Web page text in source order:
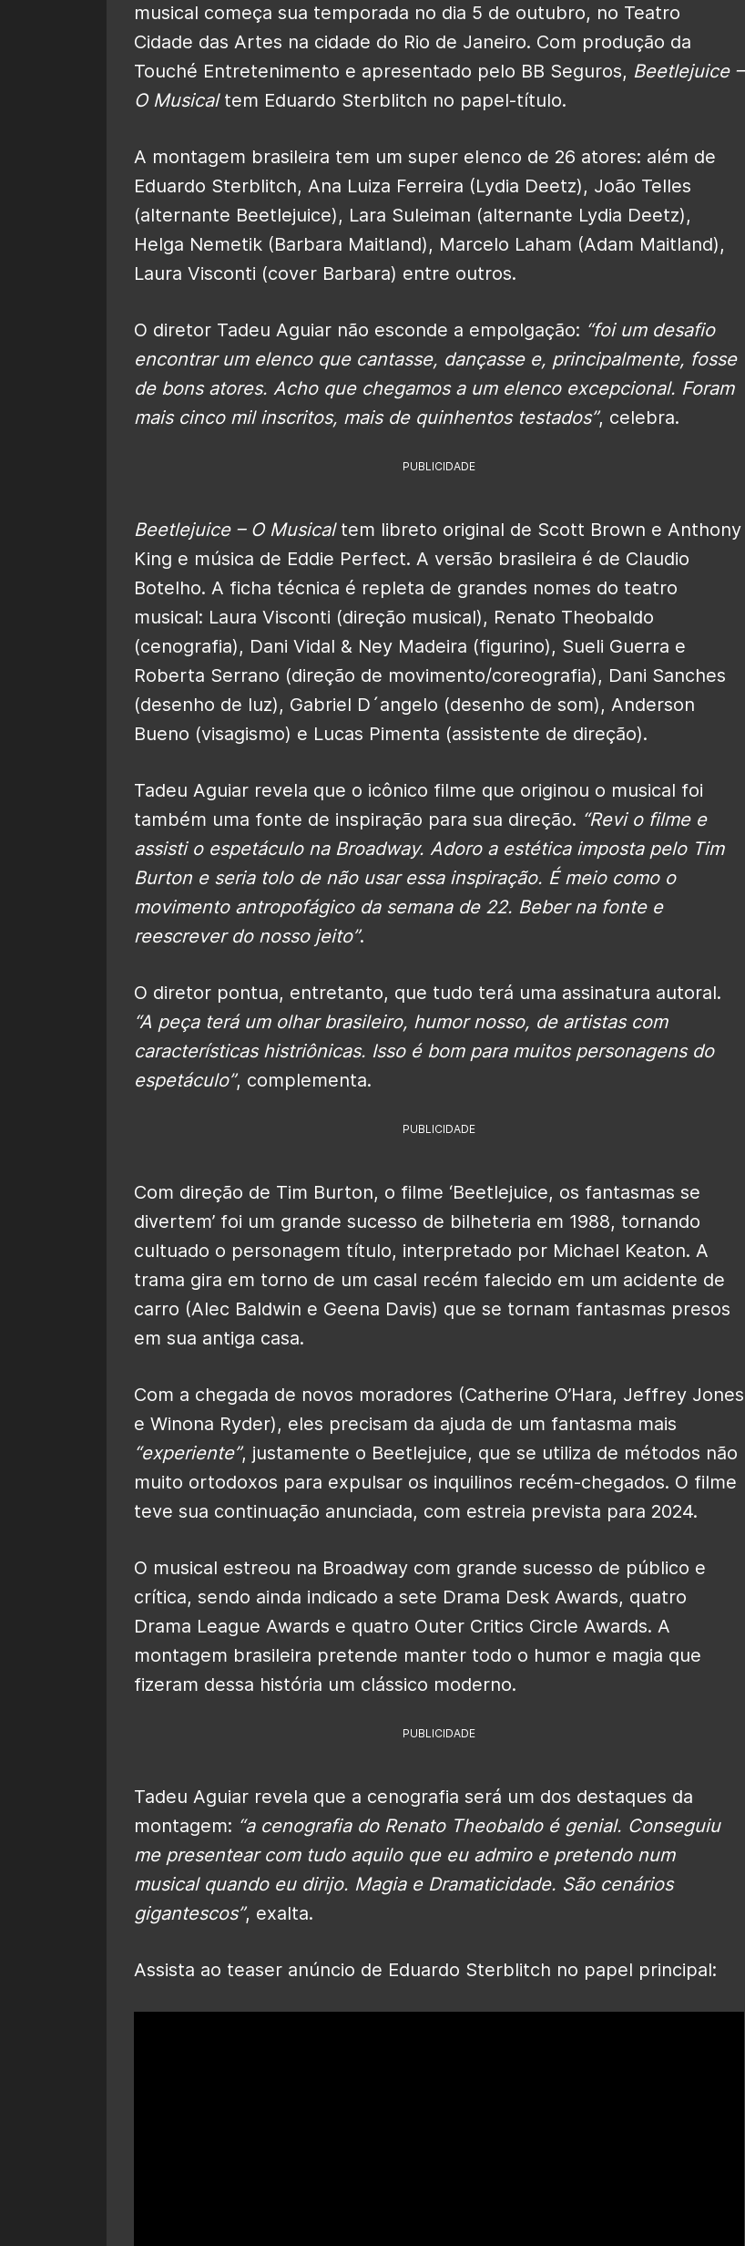
musical começa sua temporada no dia 5 de outubro, no Teatro
Cidade das Artes na cidade do Rio de Janeiro. Com produção da
Touché Entretenimento e apresentado pelo BB Seguros, Beetlejuice –
O Musicaltem Eduardo Sterblitch no papel-título.
A montagem brasileira tem um super elenco de 26 atores: além de
Eduardo Sterblitch, Ana Luiza Ferreira (Lydia Deetz), João Telles
(alternante Beetlejuice), Lara Suleiman (alternante Lydia Deetz),
Helga Nemetik (Barbara Maitland), Marcelo Laham (Adam Maitland),
Laura Visconti (cover Barbara) entre outros.
O diretor Tadeu Aguiar não esconde a empolgação: “foi um desafio
encontrar um elenco que cantasse, dançasse e, principalmente, fosse
de bons atores. Acho que chegamos a um elenco excepcional. Foram
mais cinco mil inscritos, mais de quinhentos testados”, celebra.
PUBLICIDADE
Beetlejuice – O Musicaltem libreto original de Scott Brown e Anthony
King e música de Eddie Perfect. A versão brasileira é de Claudio
Botelho. A ficha técnica é repleta de grandes nomes do teatro
musical: Laura Visconti (direção musical), Renato Theobaldo
(cenografia), Dani Vidal & Ney Madeira (figurino), Sueli Guerra e
Roberta Serrano (direção de movimento/coreografia), Dani Sanches
(desenho de luz), Gabriel D´angelo (desenho de som), Anderson
Bueno (visagismo) e Lucas Pimenta (assistente de direção).
Tadeu Aguiar revela que o icônico filme que originou o musical foi
também uma fonte de inspiração para sua direção. “Revi o filme e
assisti o espetáculo na Broadway. Adoro a estética imposta pelo Tim
Burton e seria tolo de não usar essa inspiração. É meio como o
movimento antropofágico da semana de 22. Beber na fonte e
reescrever do nosso jeito”.
O diretor pontua, entretanto, que tudo terá uma assinatura autoral.
“A peça terá um olhar brasileiro, humor nosso, de artistas com
características histriônicas. Isso é bom para muitos personagens do
espetáculo”, complementa.
PUBLICIDADE
Com direção de Tim Burton, o filme ‘Beetlejuice, os fantasmas se
divertem’ foi um grande sucesso de bilheteria em 1988, tornando
cultuado o personagem título, interpretado por Michael Keaton. A
trama gira em torno de um casal recém falecido em um acidente de
carro (Alec Baldwin e Geena Davis) que se tornam fantasmas presos
em sua antiga casa.
Com a chegada de novos moradores (Catherine O’Hara, Jeffrey Jones
e Winona Ryder), eles precisam da ajuda de um fantasma mais
“experiente”, justamente o Beetlejuice, que se utiliza de métodos não
muito ortodoxos para expulsar os inquilinos recém-chegados. O filme
teve sua continuação anunciada, com estreia prevista para 2024.
O musical estreou na Broadway com grande sucesso de público e
crítica, sendo ainda indicado a sete Drama Desk Awards, quatro
Drama League Awards e quatro Outer Critics Circle Awards. A
montagem brasileira pretende manter todo o humor e magia que
fizeram dessa história um clássico moderno.
PUBLICIDADE
Tadeu Aguiar revela que a cenografia será um dos destaques da
montagem: “a cenografia do Renato Theobaldo é genial. Conseguiu
me presentear com tudo aquilo que eu admiro e pretendo num
musical quando eu dirijo. Magia e Dramaticidade. São cenários
gigantescos”, exalta.
Assista ao teaser anúncio de Eduardo Sterblitch no papel principal: